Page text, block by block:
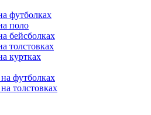
футболках
поло
бейсболках
толстовках
куртках
футболках
толстовках